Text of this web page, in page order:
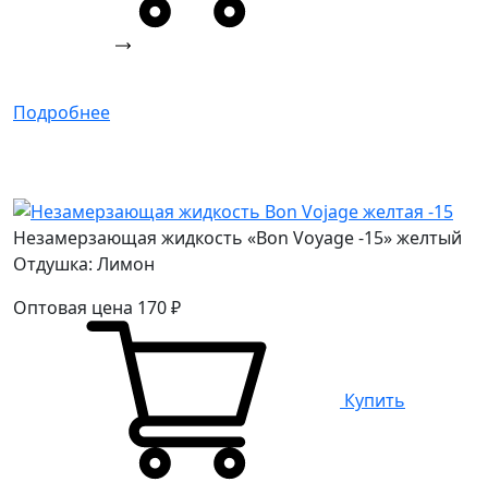
Подробнее
Незамерзающая жидкость «Bon Voyage -15» желтый
Отдушка: Лимон
Оптовая цена 170₽
Купить